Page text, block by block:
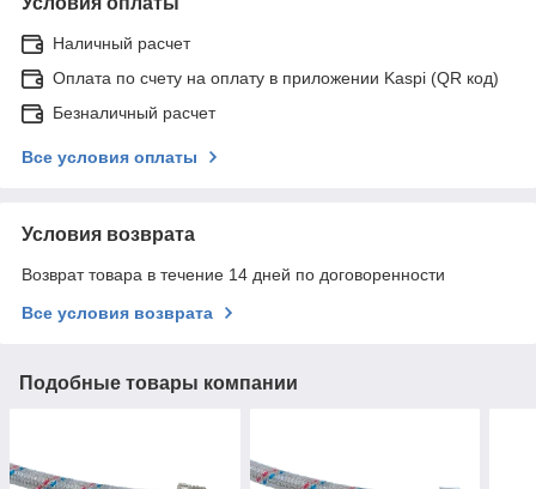
Наличный расчет
Оплата по счету на оплату в приложении Kaspi (QR код)
Безналичный расчет
Все условия оплаты
Условия возврата
Возврат товара в течение 14 дней по договоренности
Все условия возврата
Подобные товары компании